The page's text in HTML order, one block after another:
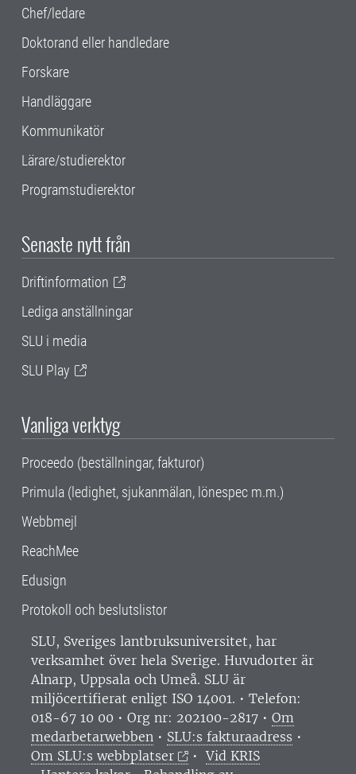
Chef/ledare
Doktorand eller handledare
Forskare
Handläggare
Kommunikatör
Lärare/studierektor
Programstudierektor
Senaste nytt från
Driftinformation
Lediga anställningar
SLU i media
SLU Play
Vanliga verktyg
Proceedo (beställningar, fakturor)
Primula (ledighet, sjukanmälan, lönespec m.m.)
Webbmejl
ReachMee
Edusign
Protokoll och beslutslistor
SLU, Sveriges lantbruksuniversitet, har
verksamhet över hela Sverige. Huvudorter är
Alnarp, Uppsala och Umeå. SLU är
miljöcertifierat enligt ISO 14001. • Telefon:
018-67 10 00 • Org nr: 202100-2817 • Om
medarbetarwebben • SLU:s fakturaadress •
Om SLU:s webbplatser
•Vid KRIS